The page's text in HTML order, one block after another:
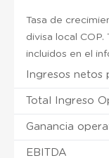
Tasa de
divisa local
incluidos en el
Ingresos netos
Total Ingreso
Ganancia
EBITDA